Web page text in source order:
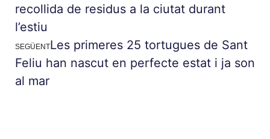
recollida de residus a la ciutat durant
l’estiu
SEGÜENTLes primeres 25 tortugues de Sant
Feliu han nascut en perfecte estat i ja son
al mar